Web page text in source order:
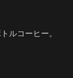
ルコーヒー。